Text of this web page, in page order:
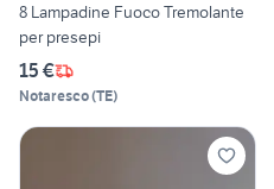
8 Lampadine Fuoco Tremolante
per presepi
15 €
Notaresco(TE)